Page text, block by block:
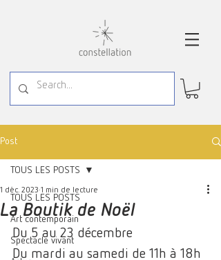
Post
TOUS LES POSTS
Art contemporain
Spectacle vivant
TOUS LES POSTS
La Boutik de Noël
1 déc. 2023 1 min de lecture
Du 5 au 23 décembre
Du mardi au samedi de 11h à 18h